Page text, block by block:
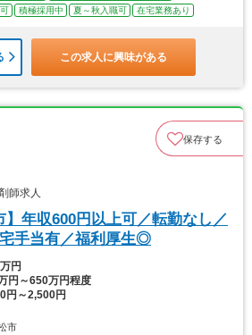
積極採用中 夏～秋入職可 在宅業務あり
この求人に興味がある
保存する
師求人
】年収600円以上可／転勤なし／
手当有／福利厚生◎
円
円～650万円程度
円～2,500円
市